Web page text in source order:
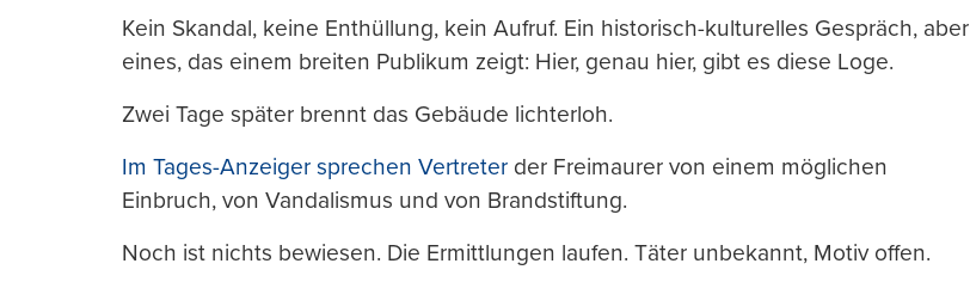
Kein Skandal, keine Enthüllung, kein Aufruf. Ein historisch-kulturelles Gespräch, aber
eines, das einem breiten Publikum zeigt: Hier, genau hier, gibt es diese Loge.
Zwei Tage später brennt das Gebäude lichterloh.
Im Tages-Anzeiger sprechen Vertreter der Freimaurer von einem möglichen
Einbruch, von Vandalismus und von Brandstiftung.
Noch ist nichts bewiesen. Die Ermittlungen laufen. Täter unbekannt, Motiv offen.